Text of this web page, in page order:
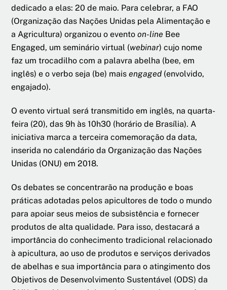
dedicado a elas: 20 de maio. Para celebrar, a FAO
(Organização das Nações Unidas pela Alimentação e
a Agricultura) organizou o eventoon-line Bee
Engaged, um seminário virtual (webinar) cujo nome
faz um trocadilho com a palavra abelha (bee, em
inglês) e o verbo seja (be) maisengaged (envolvido,
engajado).
O evento virtual será transmitido em inglês, na quarta-
feira (20), das 9h às 10h30 (horário de Brasília). A
iniciativa marca a terceira comemoração da data,
inserida no calendário da Organização das Nações
Unidas (ONU) em 2018.
Os debates se concentrarão na produção e boas
práticas adotadas pelos apicultores de todo o mundo
para apoiar seus meios de subsistência e fornecer
produtos de alta qualidade. Para isso, destacará a
importância do conhecimento tradicional relacionado
à apicultura, ao uso de produtos e serviços derivados
de abelhas e sua importância para o atingimento dos
Objetivos de Desenvolvimento Sustentável (ODS) da